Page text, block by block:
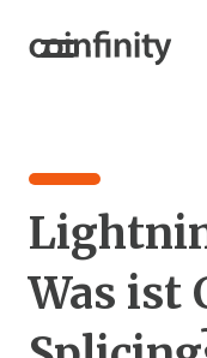
Was ist